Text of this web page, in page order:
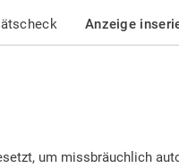
Anzeige
um missbräuchlich